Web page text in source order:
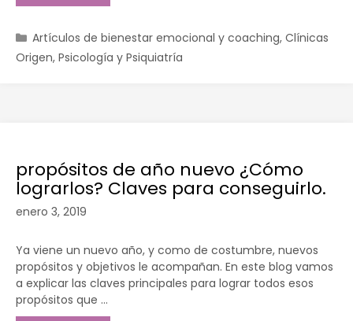
Artículos de bienestar emocional y coaching,Clínicas
Origen, Psicología y Psiquiatría
propósitos de año nuevo ¿Cómo
lograrlos? Claves para conseguirlo.
enero 3, 2019
Ya viene un nuevo año, y como de costumbre, nuevos
propósitos y objetivos le acompañan. En este blog vamos
a explicar las claves principales para lograr todos esos
propósitos que …